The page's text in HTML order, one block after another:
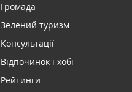
Громада
Зелений туризм
Консультації
Відпочинок і хобі
Рейтинги